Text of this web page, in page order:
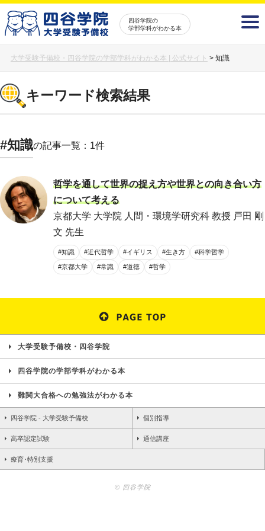
四谷学院の
学部学科がわかる本
大学受験予備校・四谷学院の学部学科がわかる本 | 公式サイト > 知識
キーワード検索結果
#知識の記事一覧：1件
哲学を通して世界の捉え方や世界との向き合い方
について考える
京都大学 大学院 人間・環境学研究科 教授 戸田 剛
文 先生
#知識 #近代哲学 #イギリス #生き方 #科学哲学
#京都大学 #常識 #道徳 #哲学
大学受験予備校・四谷学院
四谷学院の学部学科がわかる本
難関大合格への勉強法がわかる本
四谷学院 - 大学受験予備校 個別指導
高卒認定試験 通信講座
療育･特別支援
© 四谷学院